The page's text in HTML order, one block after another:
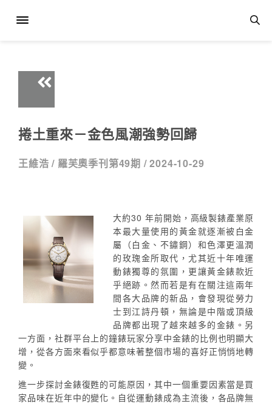
捲土重來－金色風潮強勢回歸
王維浩 / 羅芙奧季刊第49期 /2024-10-29
大約30 年前開始，高級製錶產業原
本最大量使用的黃金就逐漸被白金
屬（白金、不鏽鋼）和色澤更溫潤
的玫瑰金所取代，尤其近十年唯運
動錶獨尊的氛圍，更讓黃金錶款近
乎絕跡。然而若是有在關注這兩年
間各大品牌的新品，會發現從勞力
士到江詩丹頓，無論是中階或頂級
品牌都出現了越來越多的金錶。另
一方面，社群平台上的鐘錶玩家分享中金錶的比例也明顯大
增，從各方面來看似乎都意味著整個市場的喜好正悄悄地轉
變。
進一步探討金錶復甦的可能原因，其中一個重要因素當是買
家品味在近年中的變化。自從運動錶成為主流後，各品牌無